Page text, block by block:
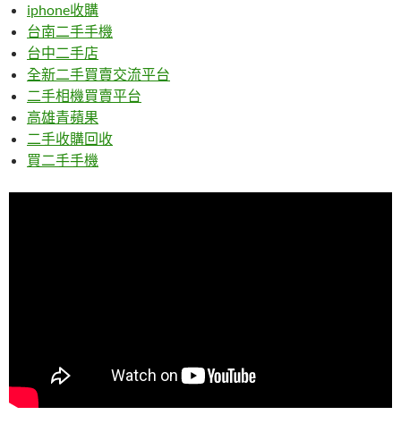
iphone收購
台南二手手機
台中二手店
全新二手買賣交流平台
二手相機買賣平台
高雄青蘋果
二手收購回收
買二手手機